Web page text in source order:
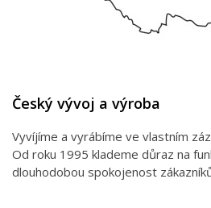
Český vývoj a výroba
Vyvíjíme a vyrábíme ve vlastním
Od roku 1995 klademe důraz na
dlouhodobou spokojenost